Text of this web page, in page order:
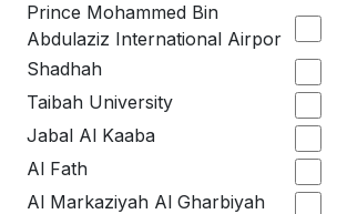
Prince Mohammed Bin
Abdulaziz International Airpor
Shadhah
Taibah University
Jabal Al Kaaba
Al Fath
Al Markaziyah Al Gharbiyah